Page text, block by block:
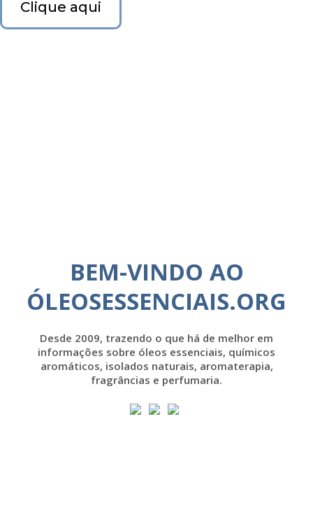
Clique aqui
BEM-VINDO AO
ÓLEOSESSENCIAIS.ORG
Desde 2009, trazendo o que há de melhor em
informações sobre óleos essenciais, químicos
aromáticos, isolados naturais, aromaterapia,
fragrâncias e perfumaria.